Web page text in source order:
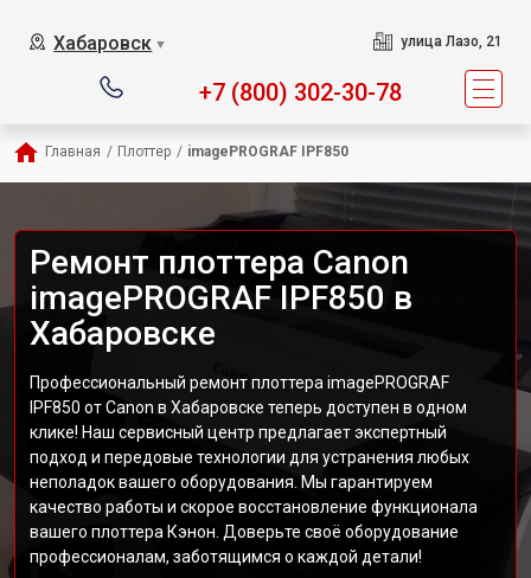
Хабаровск ▼ улица Лазо, 21
+7 (800) 302-30-78
Главная / Плоттер / imagePROGRAF IPF850
Ремонт плоттера Canon
imagePROGRAF IPF850 в
Хабаровске
Профессиональный ремонт плоттера imagePROGRAF
IPF850 от Canon в Хабаровске теперь доступен в одном
клике! Наш сервисный центр предлагает экспертный
подход и передовые технологии для устранения любых
неполадок вашего оборудования. Мы гарантируем
качество работы и скорое восстановление функционала
вашего плоттера Кэнон. Доверьте своё оборудование
профессионалам, заботящимся о каждой детали!